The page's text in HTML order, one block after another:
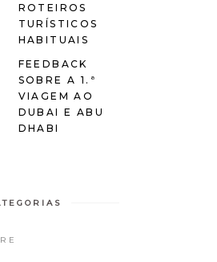
ROTEIROS
TURÍSTICOS
HABITUAIS
FEEDBACK
SOBRE A 1.ª
VIAGEM AO
DUBAI E ABU
DHABI